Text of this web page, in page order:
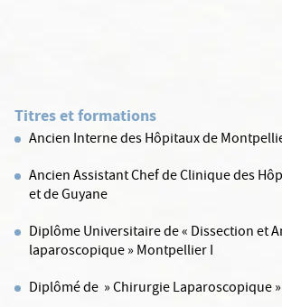
Titres et formations
Ancien Interne des Hôpitaux de
Ancien Assistant Chef de Clinique des
et de Guyane
Diplôme Universitaire de « Dissection et
laparoscopique » Montpellier I
Diplômé de » Chirurgie Laparoscopique